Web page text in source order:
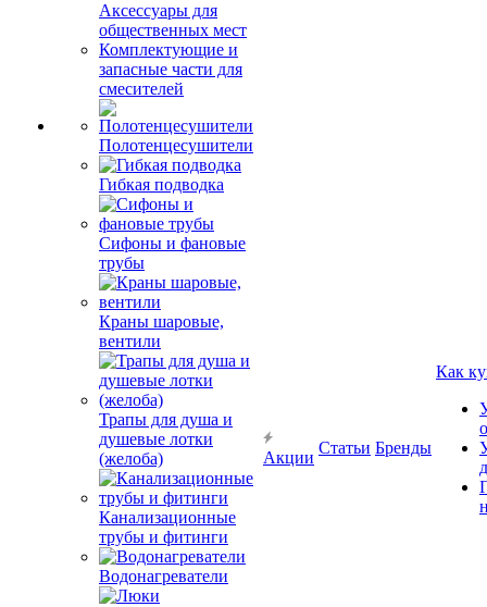
Аксессуары для
общественных мест
Комплектующие и
запасные части для
смесителей
Полотенцесушители
Гибкая подводка
Сифоны и фановые
трубы
Краны шаровые,
вентили
Трапы для душа и
душевые лотки
(желоба)
Канализационные
трубы и фитинги
Водонагреватели
Акции
Статьи Бренды
Как